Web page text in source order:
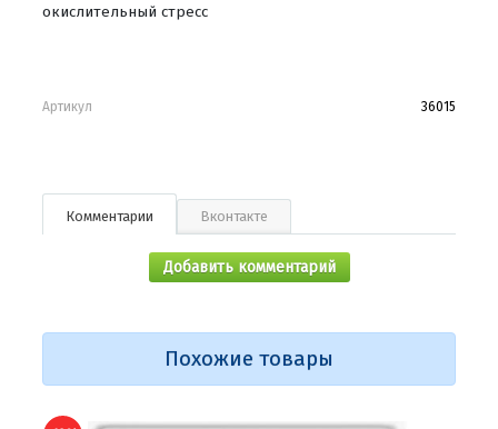
окислительный стресс
Артикул 36015
Комментарии Вконтакте
Добавить комментарий
Похожие товары